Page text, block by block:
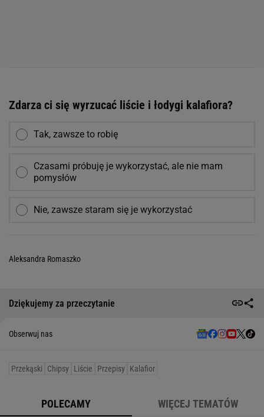
Zdarza ci się wyrzucać liście i łodygi kalafiora?
Tak, zawsze to robię
Czasami próbuję je wykorzystać, ale nie mam
pomysłów
Nie, zawsze staram się je wykorzystać
Aleksandra Romaszko
Dziękujemy za przeczytanie
Obserwuj nas
Przekąski Chipsy Liście Przepisy Kalafior
POLECAMY WIĘCEJ TEMATÓW